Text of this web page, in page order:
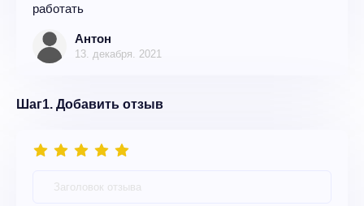
работать
Антон
13. декабря. 2021
Шаг1. Добавить отзыв